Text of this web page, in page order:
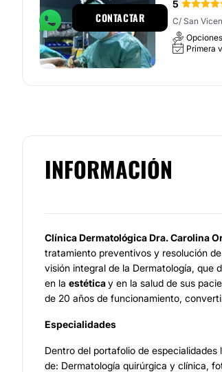
5
C/ San
Primera
CONTACTAR
INFORMACIÓN
Clínica Dermatológica Dra. Carolina
tratamiento preventivos y resolución
visión integral de la Dermatología, que
en la estéticay en la salud de sus
de 20 años de funcionamiento,
Especialidades
Dentro del portafolio de especialidades
de: Dermatología quirúrgica y clínica,